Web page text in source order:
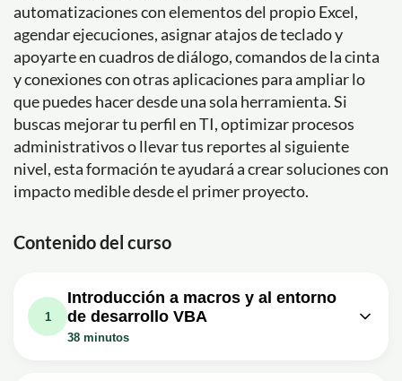
automatizaciones con elementos del propio Excel,
agendar ejecuciones, asignar atajos de teclado y
apoyarte en cuadros de diálogo, comandos de la cinta
y conexiones con otras aplicaciones para ampliar lo
que puedes hacer desde una sola herramienta. Si
buscas mejorar tu perfil en TI, optimizar procesos
administrativos o llevar tus reportes al siguiente
nivel, esta formación te ayudará a crear soluciones con
impacto medible desde el primer proyecto.
Contenido del curso
1
Introducción a macros y al entorno
de desarrollo VBA
38 minutos